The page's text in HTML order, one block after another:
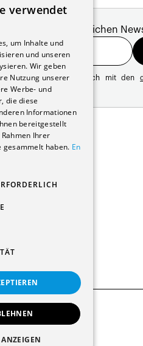
für unseren monatlichen
erklären Sie sich mit den
21
631 10 50
vorbehalten
FRENCH
verwendet
um Inhalte und
und unseren
Wir geben
Nutzung unserer
Werbe- und
die diese
Informationen
bereitgestellt
Ihrer
gesammelt haben. En